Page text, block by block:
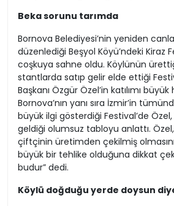
Beka sorunu tarımda
Bornova Belediyesi’nin yeniden
düzenlediği Beşyol Köyü’ndeki Kiraz
coşkuya sahne oldu. Köylünün
stantlarda satıp gelir elde ettiği
Başkanı Özgür Özel’in katılımı
Bornova’nın yanı sıra İzmir’in
büyük ilgi gösterdiği Festival’de
geldiği olumsuz tabloyu anlattı.
çiftçinin üretimden çekilmiş
büyük bir tehlike olduğuna dikkat
budur” dedi.
Köylü doğduğu yerde doysun